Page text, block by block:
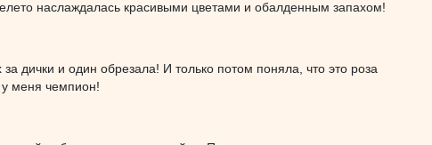
наслаждалась красивыми цветами и обалденным запахом!
дички и один обрезала! И только потом поняла, что это роза
у меня чемпион!